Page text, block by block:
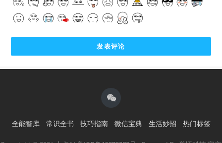
全能智库 常识全书 技巧指南 微信宝典 生活妙招 热门标签